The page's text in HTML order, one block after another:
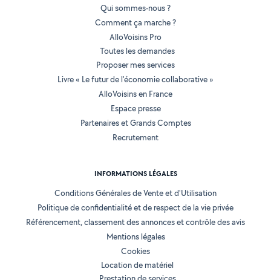
Qui sommes-nous ?
Comment ça marche ?
AlloVoisins Pro
Toutes les demandes
Proposer mes services
Livre « Le futur de l'économie collaborative »
AlloVoisins en France
Espace presse
Partenaires et Grands Comptes
Recrutement
INFORMATIONS LÉGALES
Conditions Générales de Vente et d'Utilisation
Politique de confidentialité et de respect de la vie privée
Référencement, classement des annonces et contrôle des avis
Mentions légales
Cookies
Location de matériel